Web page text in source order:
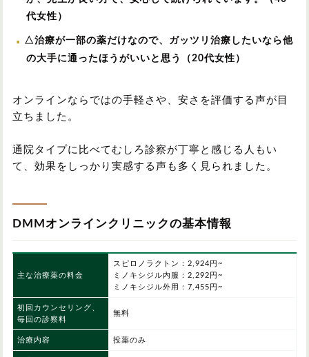
代女性）
△治療が一部の薬だけなので、ガッツリ治療したいなら他
の大手に通ったほうがいいと思う（20代女性）
オンラインならではの手軽さや、安さを評価する声が目
立ちました。
通院タイプに比べてむしろ診察が丁寧と感じる人もい
て、効果をしっかり実感する声も多く見られました。
DMMオンラインクリニックの基本情報
主な治療薬の料金
スピロノラクトン：2,924円~
ミノキシジル内服：2,292円~
ミノキシジル外用：7,455円~
初回カウンセリング、
毎回の診察料
無料
治療内容 投薬のみ